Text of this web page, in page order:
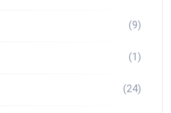
(9)
(1)
(24)